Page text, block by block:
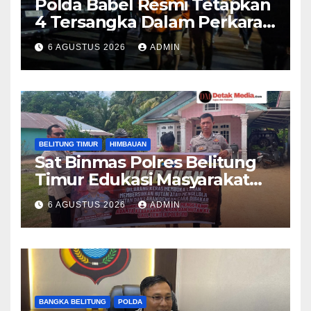
Polda Babel Resmi Tetapkan
4 Tersangka Dalam Perkara
52,5 Ton Pasir Timah Ilegal Di
Belitung
6 AGUSTUS 2026 ADMIN
BELITUNG TIMUR HIMBAUAN
Sat Binmas Polres Belitung
Timur Edukasi Masyarakat
Desa Padang tentang
Bahaya Karhutla
6 AGUSTUS 2026 ADMIN
BANGKA BELITUNG POLDA